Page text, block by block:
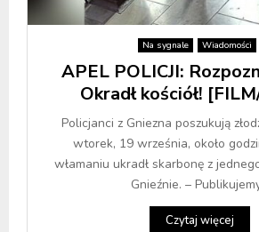
Na sygnale Wiadomości
APEL POLICJI:
Okradł kościół!
Policjanci z Gniezna poszukują
wtorek, 19 września, około
włamaniu ukradł skarbonę z
Gnieźnie. –
Czytaj więcej